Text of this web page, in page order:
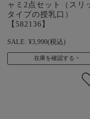
ャミ2点セット（スリ
タイプの授乳口）
【582136】
SALE: ¥3,990(税込)
在庫を確認する